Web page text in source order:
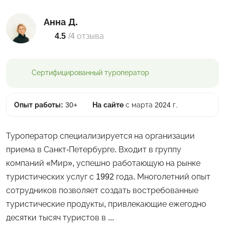
Анна Д.
4.5 /4 отзыва
Сертифицированный туроператор
Опыт работы: 30+ На сайте с марта 2024 г.
Туроператор специализируется на организации
приема в Санкт-Петербурге. Входит в группу
компаний «Мир», успешно работающую на рынке
туристических услуг с 1992 года. Многолетний опыт
сотрудников позволяет создать востребованные
туристические продукты, привлекающие ежегодно
десятки тысяч туристов в ...